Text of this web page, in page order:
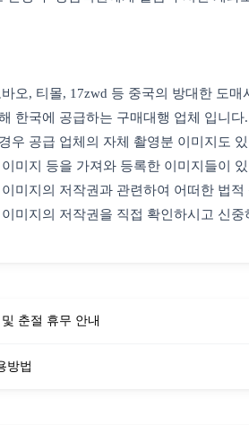
오, 티몰, 17zwd 등 중국의 방대한 도매
한국에 공급하는 구매대행 업체 입니다.
우 공급 업체의 자체 촬영분 이미지도
미지 등을 가져와 등록한 이미지들이
미지의 저작권과 관련하여 어떠한 법
미지의 저작권을 직접 확인하시고 신
춘절 휴무 안내
방법